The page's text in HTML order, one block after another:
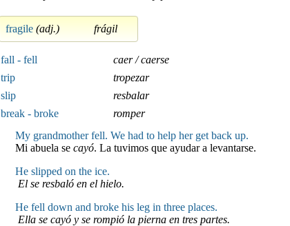
fragile (adj.) frágil
fall - fell
caer / caerse
trip
tropezar
slip
resbalar
break - broke
romper
My grandmother fell. We had to help her get back up.
Mi abuela se cayó. La tuvimos que ayudar a levantarse.
He slipped on the ice.
El se resbaló en el hielo.
He fell down and broke his leg in three places.
Ella se cayó y se rompió la pierna en tres partes.